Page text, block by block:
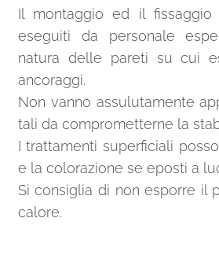
Il montaggio ed il fissaggio
eseguiti da personale
natura delle pareti su cui
ancoraggi.
Non vanno assulutamente
tali da comprometterne la
I trattamenti superficiali
e la colorazione se eposti a
Si consiglia di non esporre il
calore.